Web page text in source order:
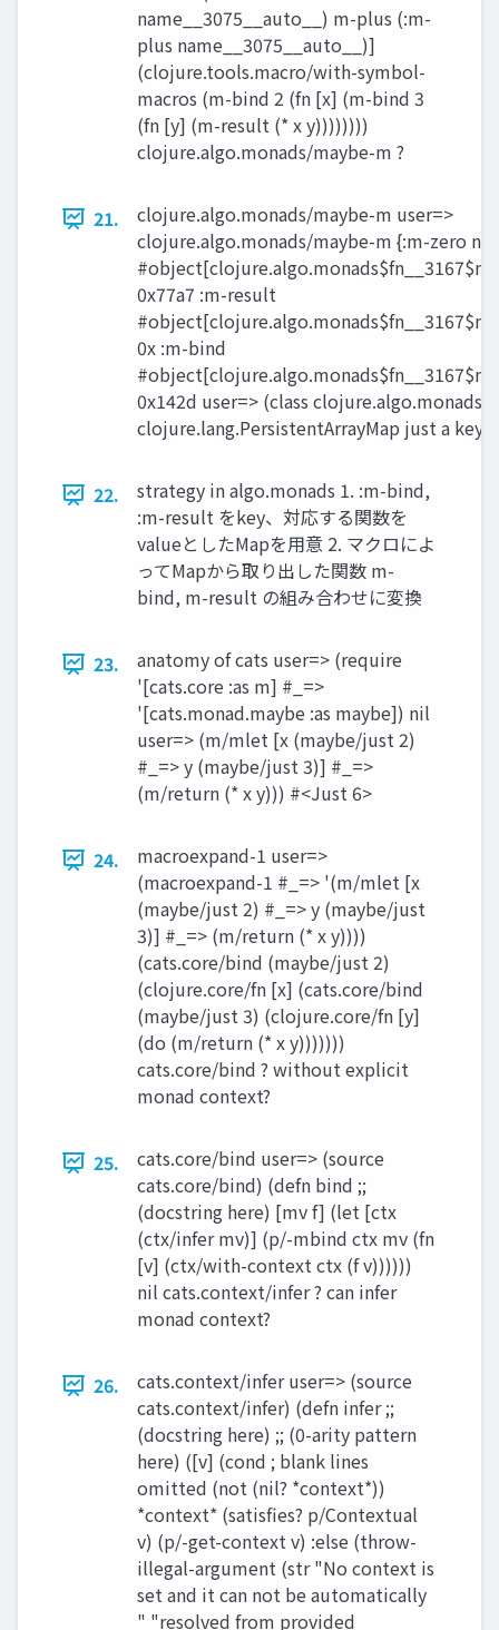
name__3075__auto__) m-plus (:m-
plus name__3075__auto__)]
(clojure.tools.macro/with-symbol-
macros (m-bind 2 (fn [x] (m-bind 3
(fn [y] (m-result (* x y))))))))
clojure.algo.monads/maybe-m ?
21.
clojure.algo.monads/maybe-m user=>
clojure.algo.monads/maybe-m {:m-zero
0x77a7 :m-result
0x :m-bind
0x142d user=> (class clojure.algo.monads/
clojure.lang.PersistentArrayMap just a
22.
strategy in algo.monads 1. :m-bind,
:m-result をkey、対応する関数を
valueとしたMapを⽤意 2. マクロによ
ってMapから取り出した関数 m-
bind, m-result の組み合わせに変換
23.
anatomy of cats user=> (require
'[cats.core :as m] #_=>
'[cats.monad.maybe :as maybe]) nil
user=> (m/mlet [x (maybe/just 2)
#_=> y (maybe/just 3)] #_=>
(m/return (* x y))) #<Just 6>
24.
macroexpand-1 user=>
(macroexpand-1 #_=> '(m/mlet [x
(maybe/just 2) #_=> y (maybe/just
3)] #_=> (m/return (* x y))))
(cats.core/bind (maybe/just 2)
(clojure.core/fn [x] (cats.core/bind
(maybe/just 3) (clojure.core/fn [y]
(do (m/return (* x y)))))))
cats.core/bind ? without explicit
monad context?
25.
cats.core/bind user=> (source
cats.core/bind) (defn bind ;;
(docstring here) [mv f] (let [ctx
(ctx/infer mv)] (p/-mbind ctx mv (fn
[v] (ctx/with-context ctx (f v))))))
nil cats.context/infer ? can infer
monad context?
26.
cats.context/infer user=> (source
cats.context/infer) (defn infer ;;
(docstring here) ;; (0-arity pattern
here) ([v] (cond ; blank lines
omitted (not (nil? *context*))
*context* (satisfies? p/Contextual
v) (p/-get-context v) :else (throw-
illegal-argument (str "No context is
set and it can not be automatically
" "resolved from provided